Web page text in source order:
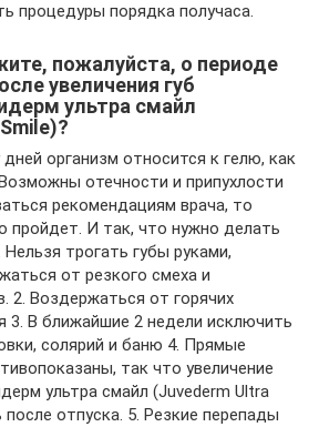
процедуры порядка получаса.
пожалуйста, о периоде
увеличения губ
ультра смайл
организм относится к гелю, как
отечности и припухлости
рекомендациям врача, то
пройдет. И так, что нужно делать
трогать губы руками,
от резкого смеха и
2. Воздержаться от горячих
3. В ближайшие 2 недели исключить
солярий и баню 4. Прямые
так что увеличение
ультра смайл (Juvederm Ultra
отпуска. 5. Резкие перепады